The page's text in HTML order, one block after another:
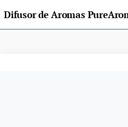
Difusor de Aromas